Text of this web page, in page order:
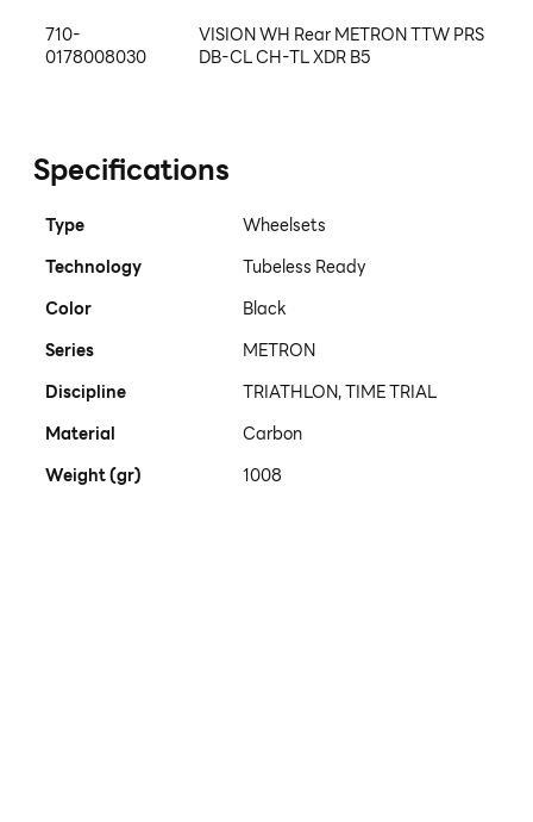
710-
0178008030
VISION WH Rear METRON TTW PRS
DB-CL CH-TL XDR B5
Specifications
Type
Wheelsets
Technology
Tubeless Ready
Color
Black
Series
METRON
Discipline
TRIATHLON, TIME TRIAL
Material
Carbon
Weight (gr)
1008